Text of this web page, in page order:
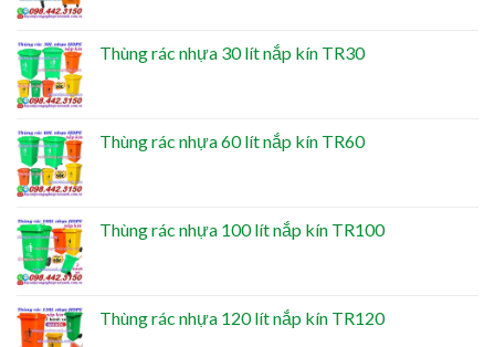
Thùng rác nhựa 30 lít nắp kín TR30
Thùng rác nhựa 60 lít nắp kín TR60
Thùng rác nhựa 100 lít nắp kín TR100
Thùng rác nhựa 120 lít nắp kín TR120